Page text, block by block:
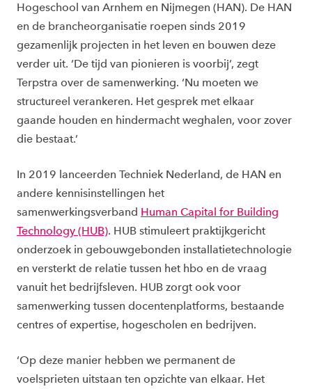
Hogeschool van Arnhem en Nijmegen (HAN). De HAN
en de brancheorganisatie roepen sinds 2019
gezamenlijk projecten in het leven en bouwen deze
verder uit. ‘De tijd van pionieren is voorbij’, zegt
Terpstra over de samenwerking. ‘Nu moeten we
structureel verankeren. Het gesprek met elkaar
gaande houden en hindermacht weghalen, voor zover
die bestaat.’
In 2019 lanceerden Techniek Nederland, de HAN en
andere kennisinstellingen het
samenwerkingsverband Human Capital for Building
Technology (HUB). HUB stimuleert praktijkgericht
onderzoek in gebouwgebonden installatietechnologie
en versterkt de relatie tussen het hbo en de vraag
vanuit het bedrijfsleven. HUB zorgt ook voor
samenwerking tussen docentenplatforms, bestaande
centres of expertise, hogescholen en bedrijven.
‘Op deze manier hebben we permanent de
voelsprieten uitstaan ten opzichte van elkaar. Het